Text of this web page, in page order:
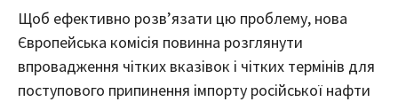
Щоб ефективно розв’язати цю проблему, нова
Європейська комісія повинна розглянути
впровадження чітких вказівок і чітких термінів для
поступового припинення імпорту російської нафти